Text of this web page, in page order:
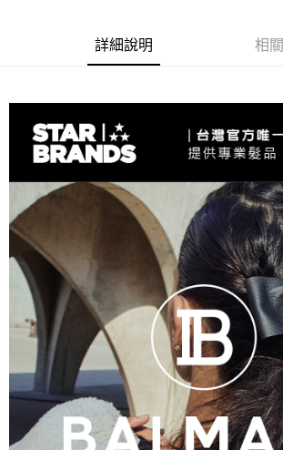
時審查核予不同之上限額度；若仍有額度不足之情形
請求用戶進行身份認證。
５．嚴禁一人註冊多個帳號或使用他人資訊註冊。若
詳細說明 相